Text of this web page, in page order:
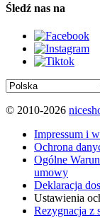
Śledź nas na
© 2010-2026
Impressum i
Ochrona
Ogólne
umowy
Deklaracja
Ustawienia
Rezygnacja z